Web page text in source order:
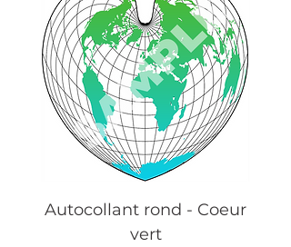
Autocollant rond - Coeur
vert